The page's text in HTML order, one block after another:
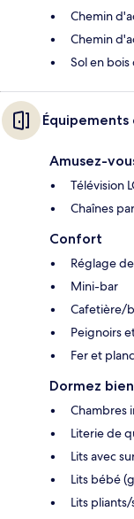
Chemin
Chemin
Sol en
Équipements
Amusez-
Télévision
Chaînes
Confort
Réglage
Mini-bar
Cafetière/
Peignoirs
Fer et
Dormez bien
Chambres
Literie de
Lits avec
Lits bébé
Lits